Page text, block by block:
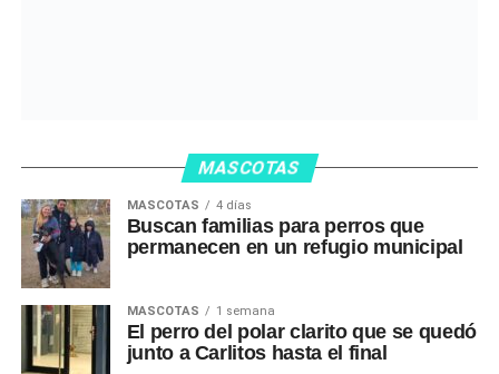
MASCOTAS
MASCOTAS 4 días
Buscan familias para perros que
permanecen en un refugio municipal
MASCOTAS 1 semana
El perro del polar clarito que se quedó
junto a Carlitos hasta el final